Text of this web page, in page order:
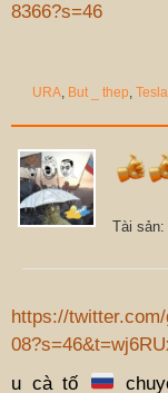
8366?s=46
URA, But _ thep,
Tài sản:
https://
u cà tố